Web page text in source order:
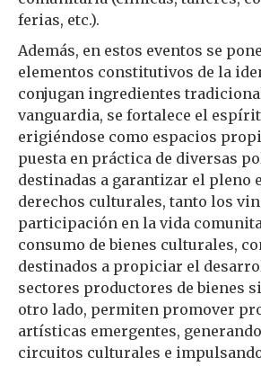
ferias, etc.).
Además, en estos eventos se
elementos constitutivos de la
conjugan ingredientes
vanguardia, se fortalece el
erigiéndose como espacios
puesta en práctica de diversas
destinadas a garantizar el pleno
derechos culturales, tanto los
participación en la vida
consumo de bienes culturales,
destinados a propiciar el
sectores productores de bienes
otro lado, permiten promover
artísticas emergentes,
circuitos culturales e